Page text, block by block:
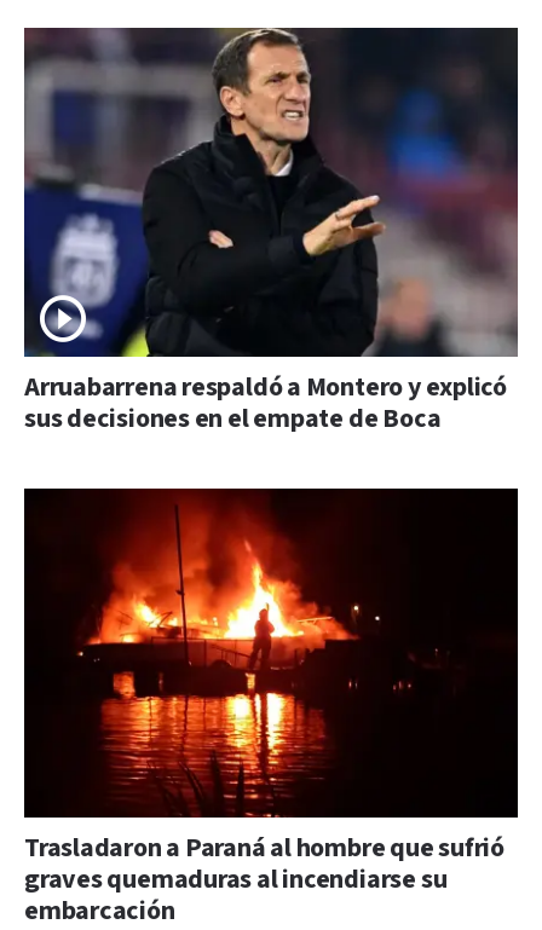
Arruabarrena respaldó a Montero y explicó
sus decisiones en el empate de Boca
Trasladaron a Paraná al hombre que sufrió
graves quemaduras al incendiarse su
embarcación